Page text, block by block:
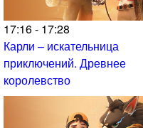
17:16 - 17:28
Карли – искательница
приключений. Древнее
королевство